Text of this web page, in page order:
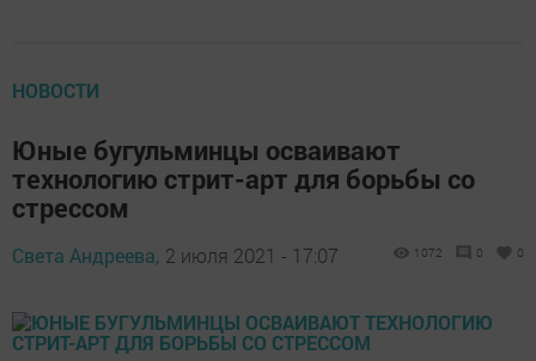
НОВОСТИ
Юные бугульминцы осваивают
технологию стрит-арт для борьбы со
стрессом
Света Андреева, 2 июля 2021 - 17:07 1072 0 0